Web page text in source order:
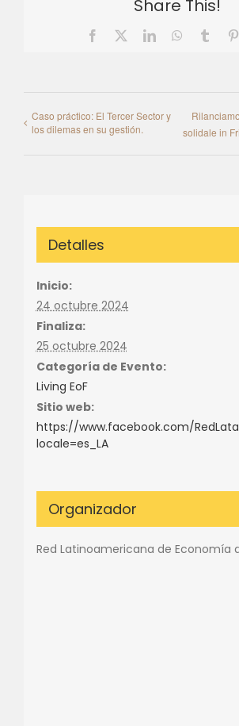
Share This!
Facebook LinkedInWhatsApp
Caso práctico: El Tercer Sector y
los dilemas en su gestión.
solidale in
Detalles
Inicio:
24 octubre 2024
Finaliza:
25 octubre 2024
Categoría de Evento:
Living EoF
Sitio web:
https://www.facebook.com/
locale=es_LA
Organizador
Red Latinoamericana de Economía